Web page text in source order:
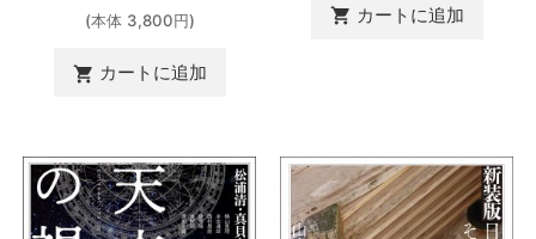
(本体 3,800円)
 カートに追加
 カートに追加